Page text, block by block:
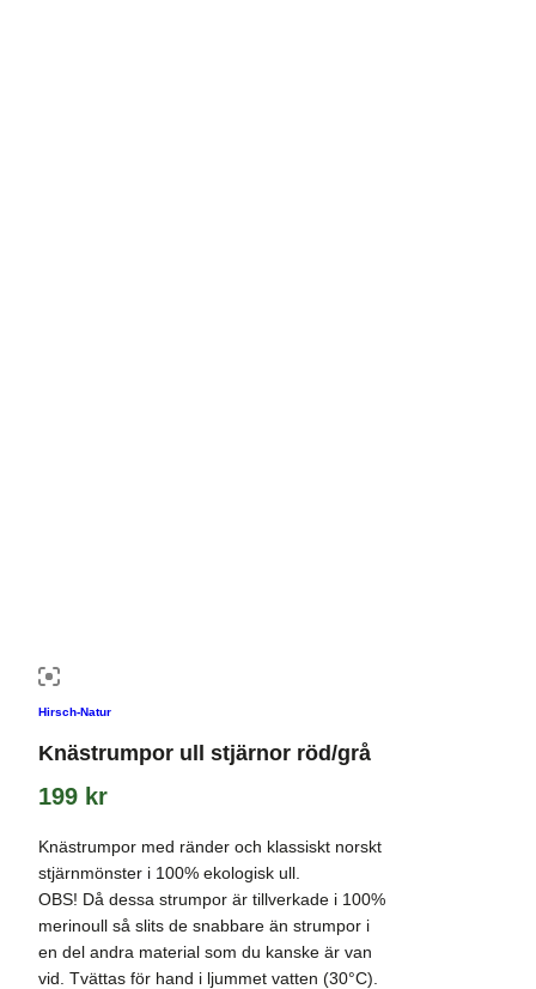
Hirsch-Natur
Knästrumpor ull stjärnor röd/grå
199 kr
Knästrumpor med ränder och klassiskt norskt
stjärnmönster i 100% ekologisk ull.
OBS! Då dessa strumpor är tillverkade i 100%
merinoull så slits de snabbare än strumpor i
en del andra material som du kanske är van
vid. Tvättas för hand i ljummet vatten (30°C).